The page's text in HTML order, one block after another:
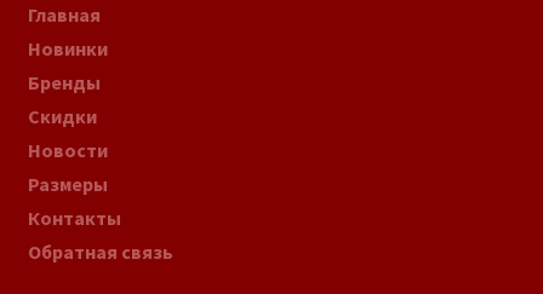
Главная
Новинки
Бренды
Скидки
Новости
Размеры
Контакты
Обратная связь